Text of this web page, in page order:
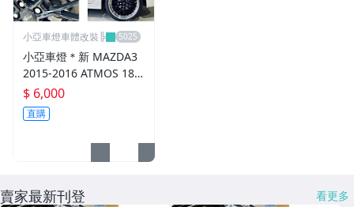
小亞車燈車體改裝╠
小亞車燈＊新 MAZDA3
2015-2016 ATMOS 18
吋 鋁圈 輪框 18*8.5 5/1
08 ET40 5孔108 銀黑車
邊 鉚釘款
$ 6,000
直購
賣家最新刊登 看更多